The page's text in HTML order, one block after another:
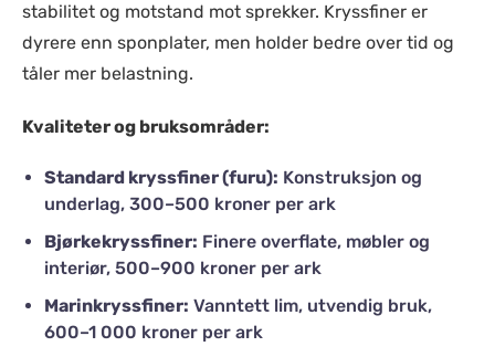
stabilitet og motstand mot sprekker. Kryssfiner er
dyrere enn sponplater, men holder bedre over tid og
tåler mer belastning.
Kvaliteter og bruksområder:
Standard kryssfiner (furu): Konstruksjon og
underlag, 300–500 kroner per ark
Bjørkekryssfiner: Finere overflate, møbler og
interiør, 500–900 kroner per ark
Marinkryssfiner: Vanntett lim, utvendig bruk,
600–1 000 kroner per ark